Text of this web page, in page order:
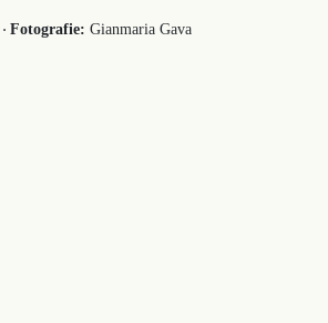
· Fotografie: Gianmaria Gava